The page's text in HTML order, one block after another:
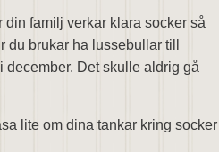
din familj verkar klara socker så
du brukar ha lussebullar till
december. Det skulle aldrig gå
lite om dina tankar kring socker